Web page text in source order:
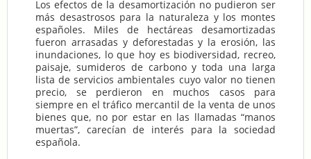
Los efectos de la desamortización no pudieron ser
más desastrosos para la naturaleza y los montes
españoles. Miles de hectáreas desamortizadas
fueron arrasadas y deforestadas y la erosión, las
inundaciones, lo que hoy es biodiversidad, recreo,
paisaje, sumideros de carbono y toda una larga
lista de servicios ambientales cuyo valor no tienen
precio, se perdieron en muchos casos para
siempre en el tráfico mercantil de la venta de unos
bienes que, no por estar en las llamadas “manos
muertas”, carecían de interés para la sociedad
española.